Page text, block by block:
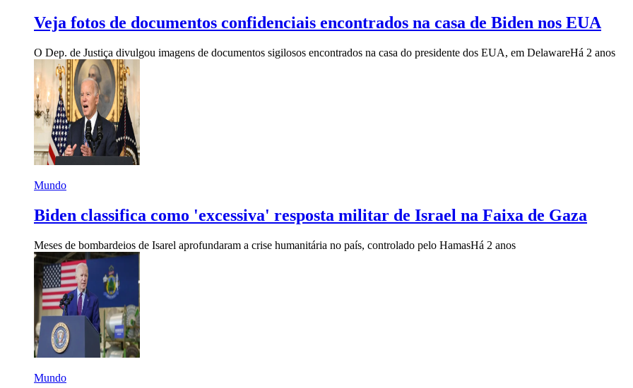
Veja fotos de documentos confidenciais encontrados na casa de Biden nos EUA
O Dep. de Justiça divulgou imagens de documentos sigilosos encontrados na casa do presidente dos EUA, em DelawareHá 2 anos
Mundo
Biden classifica como 'excessiva' resposta militar de Israel na Faixa de Gaza
Meses de bombardeios de Isarel aprofundaram a crise humanitária no país, controlado pelo HamasHá 2 anos
Mundo